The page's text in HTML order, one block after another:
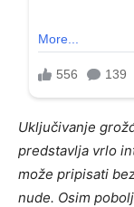
Uključivanje
predstavlja vrlo
može pripisati
nude. Osim